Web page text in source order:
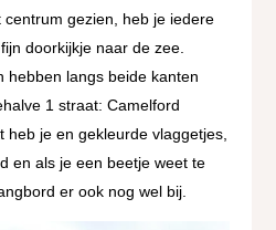
gezien, heb je iedere
doorkijkje naar de zee.
hebben langs beide kanten
1 straat: Camelford
heb je en gekleurde vlaggetjes,
en als je een beetje weet te
er ook nog wel bij.